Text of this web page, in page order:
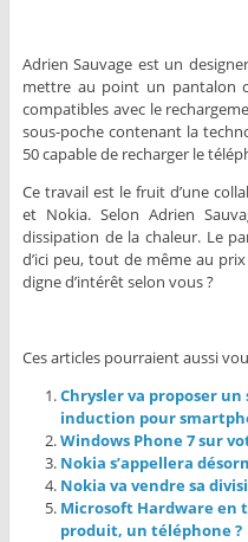
Adrien Sauvage est un
mettre au point un pantalon
compatibles avec le
sous-poche contenant la
50 capable de recharger le
Ce travail est le fruit d’une
et Nokia. Selon Adrien
dissipation de la chaleur. Le
d’ici peu, tout de même au
digne d’intérêt selon vous ?
Ces articles pourraient aussi
Chrysler va proposer
induction pour
Windows Phone 7 sur
Nokia s’appellera
Nokia va vendre sa
Microsoft Hardware en
produit, un téléphone ?